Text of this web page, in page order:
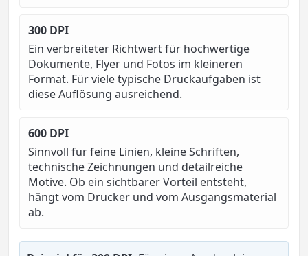
300 DPI
Ein verbreiteter Richtwert für hochwertige
Dokumente, Flyer und Fotos im kleineren
Format. Für viele typische Druckaufgaben ist
diese Auflösung ausreichend.
600 DPI
Sinnvoll für feine Linien, kleine Schriften,
technische Zeichnungen und detailreiche
Motive. Ob ein sichtbarer Vorteil entsteht,
hängt vom Drucker und vom Ausgangsmaterial
ab.